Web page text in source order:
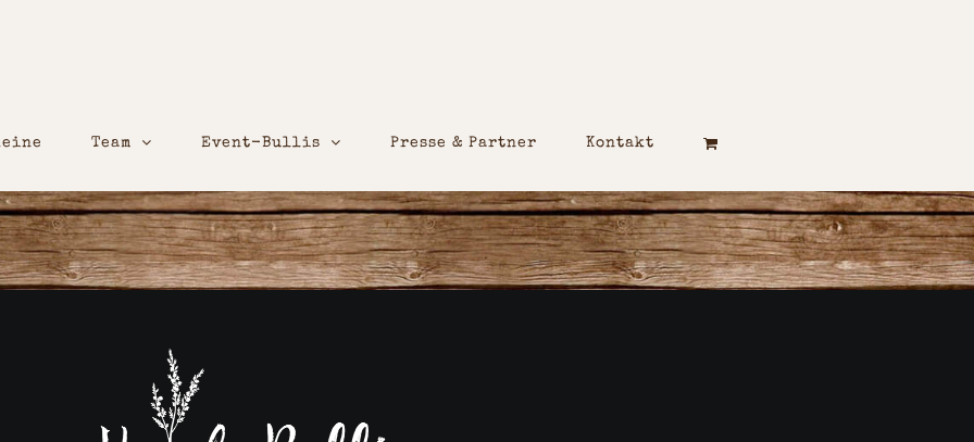
Team Event-Bullis Presse & Partner Kontakt